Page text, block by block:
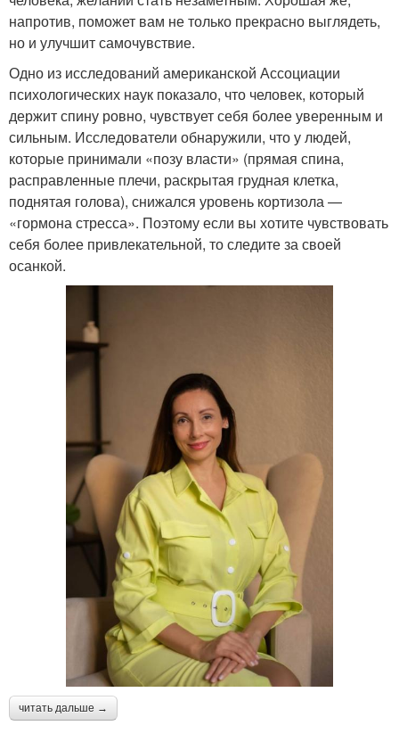
напротив, поможет вам не только прекрасно выглядеть,
но и улучшит самочувствие.
Одно из исследований американской Ассоциации
психологических наук показало, что человек, который
держит спину ровно, чувствует себя более уверенным и
сильным. Исследователи обнаружили, что у людей,
которые принимали «позу власти» (прямая спина,
расправленные плечи, раскрытая грудная клетка,
поднятая голова), снижался уровень кортизола —
«гормона стресса». Поэтому если вы хотите чувствовать
себя более привлекательной, то следите за своей
осанкой.
читать дальше →